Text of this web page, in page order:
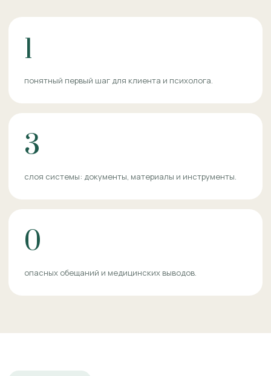
1
понятный первый шаг для клиента и психолога.
3
слоя системы: документы, материалы и инструменты.
0
опасных обещаний и медицинских выводов.